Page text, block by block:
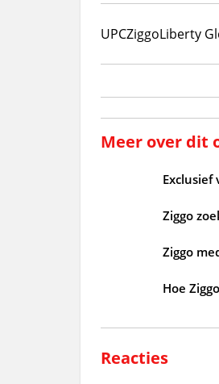
UPCZiggoLiberty
Meer over dit
Ziggo
Ziggo
Hoe
Reacties